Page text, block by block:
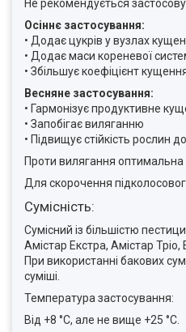
Не рекомендується
Осіннє застосування:
• Додає цукрів у вузлах
• Додає маси кореневої
• Збільшує коефіцієнт
Весняне застосування:
• Гармонізує продуктивне
• Запобігає виляганню
• Підвищує стійкість рослин
Проти вилягання
Для скорочення
Сумісність:
Сумісний із більшістю
Амістар Екстра, Амістар
При використанні бакових
суміші.
Температура застосування:
Від +8 °С, але не вище +25 °С.